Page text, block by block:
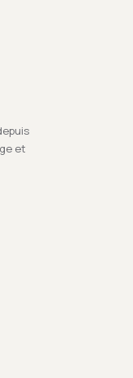
et